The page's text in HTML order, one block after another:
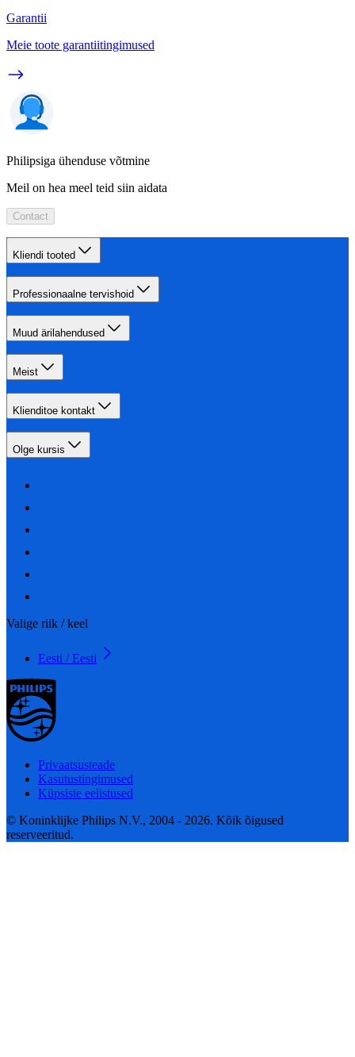
Garantii
Meie toote garantiitingimused
Philipsiga ühenduse võtmine
Meil on hea meel teid siin aidata
Contact
Kliendi tooted
Professionaalne tervishoid
Muud ärilahendused
Meist
Klienditoe kontakt
Olge kursis
Valige riik / keel
Eesti / Eesti
Privaatsusteade
Kasutustingimused
Küpsiste eelistused
© Koninklijke Philips N.V., 2004 - 2026. Kõik õigused
reserveeritud.